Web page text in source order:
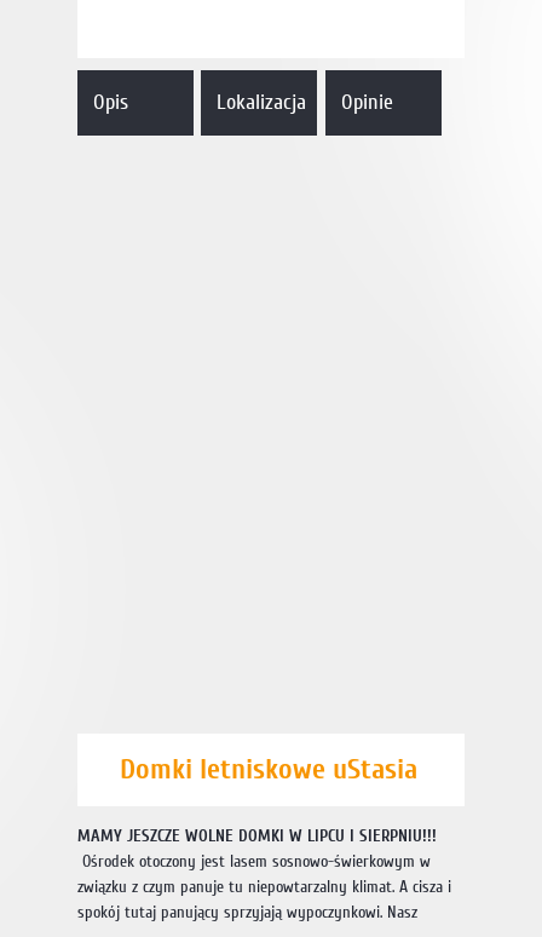
Opis Lokalizacja Opinie
Domki letniskowe uStasia
MAMY JESZCZE WOLNE DOMKI W LIPCU I SIERPNIU!!!
Ośrodek otoczony jest lasem sosnowo-świerkowym w
związku z czym panuje tu niepowtarzalny klimat. A cisza i
spokój tutaj panujący sprzyjają wypoczynkowi. Nasz